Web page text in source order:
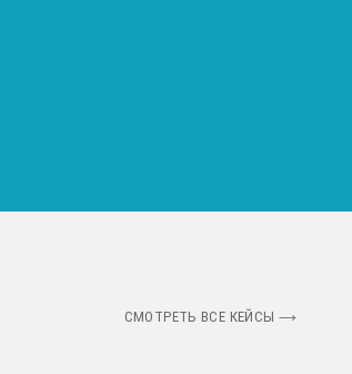
СМОТРЕТЬ ВСЕ КЕЙСЫ